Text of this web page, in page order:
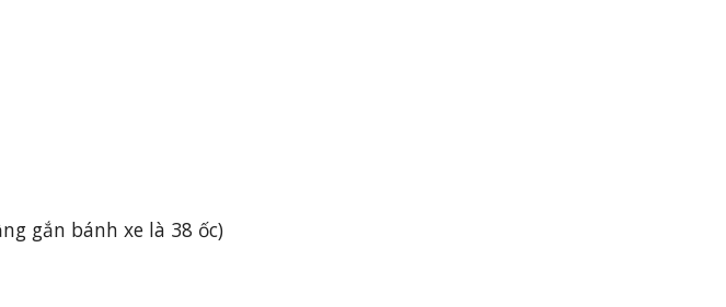
gắn bánh xe là 38 ốc)